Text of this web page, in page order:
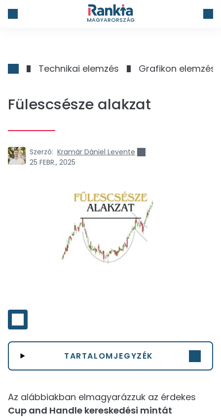
MAGYARORSZÁG
Technikai elemzés Grafikon elemzés
Fülescsésze alakzat
Szerző: Kramár Dániel Levente
25 FEBR., 2025
TARTALOMJEGYZÉK
Az alábbiakban elmagyarázzuk az érdekes
Cup and Handle kereskedési mintát